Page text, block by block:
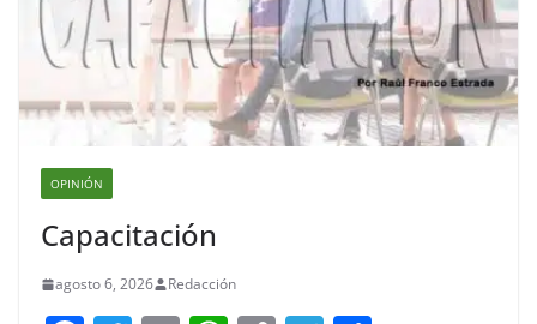
OPINIÓN
Capacitación
agosto 6, 2026 Redacción